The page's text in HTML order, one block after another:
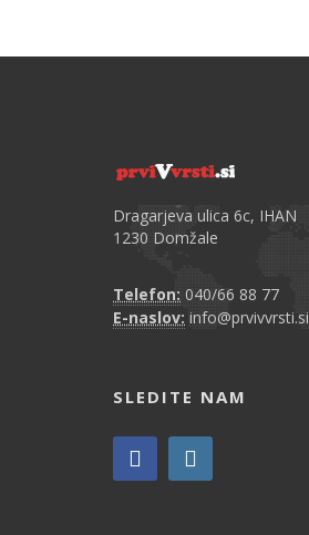
Dragarjeva ulica 6c, IHAN
1230 Domžale
Telefon: 040/66 88 77
E-naslov: info@prvivvrsti.si
SLEDITE NAM